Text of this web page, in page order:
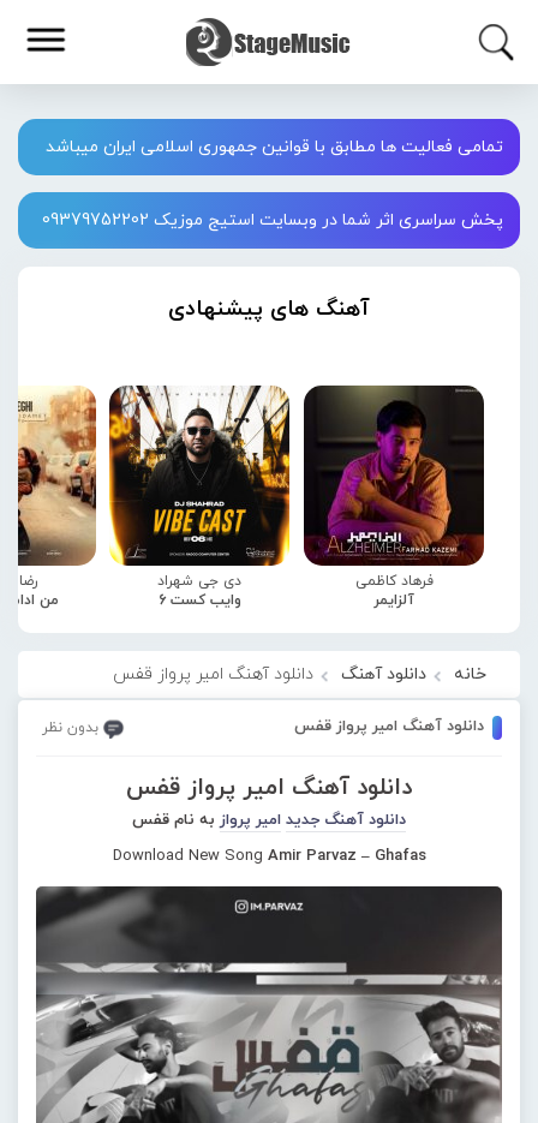
تمامی فعالیت ها مطابق با قوانین جمهوری اسلامی ایران میباشد
پخش سراسری اثر شما در وبسایت استیج موزیک 09379752202
آهنگ های پیشنهادی
فرهاد کاظمی
آلزایمر
دی جی شهراد
وایب کست 6
رضا
من
خانه دانلود آهنگ دانلود آهنگ امیر پرواز قفس
دانلود آهنگ امیر پرواز قفس بدون نظر
دانلود آهنگ امیر پرواز قفس
دانلود آهنگ جدید امیر پرواز به نام قفس
Download New Song Amir Parvaz – Ghafas